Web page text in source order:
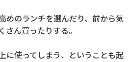
めのランチを選んだり、前から気
さん買ったりする。
に使ってしまう、ということも起